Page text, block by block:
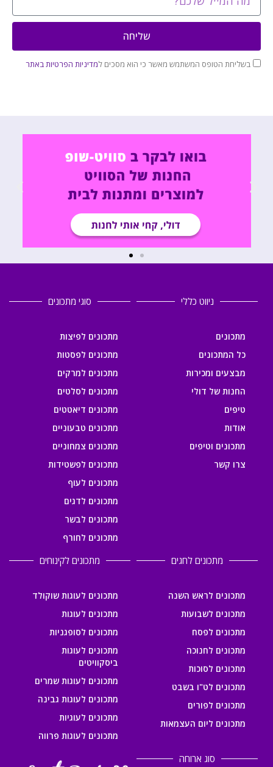
בשליחת הטופס המשתמש מאשר כי הוא מסכים למדיניות הפרטיות באתר
שליחה
ניווט כללי
מתכונים
כל המתכונים
מבצעים ומכירות
החנות של דולי
טיפים
אודות
מתכונים וטיפים
צרו קשר
סוגי מתכונים
מתכונים לפיצות
מתכונים לפסטות
מתכונים למרקים
מתכונים לסלטים
מתכונים דיאטטים
מתכונים טבעוניים
מתכונים צמחוניים
מתכונים לפשטידות
מתכונים לעוף
מתכונים לדגים
מתכונים לבשר
מתכונים לחורף
מתכונים לחגים
מתכונים לראש השנה
מתכונים לשבועות
מתכונים לפסח
מתכונים לחנוכה
מתכונים לסוכות
מתכונים לט"ו בשבט
מתכונים לפורים
מתכונים ליום העצמאות
מתכונים לקינוחים
מתכונים לעוגות שוקולד
מתכונים לעוגות
מתכונים לסופגניות
מתכונים לעוגות
ביסקוויטים
מתכונים לעוגות שמרים
מתכונים לעוגות גבינה
מתכונים לעוגיות
מתכונים לעוגות פרווה
סוג ארוחה